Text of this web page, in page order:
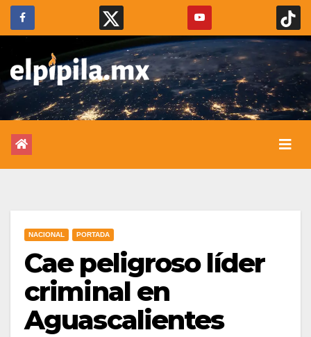
NACIONAL PORTADA
Cae peligroso líder
criminal en
Aguascalientes